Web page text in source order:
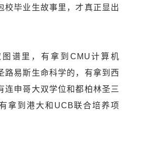
校毕业生故事里，才真正显出
谱里，有拿到 CMU计算机
路易斯生命科学的，有拿到西
连申哥大双学位和都柏林圣三
拿到港大和 UCB联合培养项